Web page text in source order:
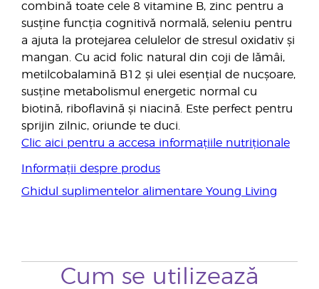
combină toate cele 8 vitamine B, zinc pentru a
susține funcția cognitivă normală, seleniu pentru
a ajuta la protejarea celulelor de stresul oxidativ și
mangan. Cu acid folic natural din coji de lămâi,
metilcobalamină B12 și ulei esențial de nucșoare,
susține metabolismul energetic normal cu
biotină, riboflavină și niacină. Este perfect pentru
sprijin zilnic, oriunde te duci.
Clic aici pentru a accesa informațiile nutriționale
Informații despre produs
Ghidul suplimentelor alimentare Young Living
Cum se utilizează